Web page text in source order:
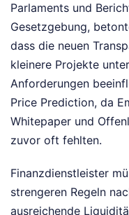
Parlaments und
Gesetzgebung,
dass die neuen
kleinere Projekte
Anforderungen
Price Prediction, da
Whitepaper und
zuvor oft fehlten.
Finanzdienstleister
strengeren Regeln
ausreichende